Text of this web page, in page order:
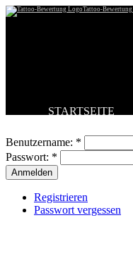
Tattoo-
STARTSEITE
BESTE
NEUESTE
KOMMENTARE
FORUM
Benutzername: *
Passwort: *
Registrieren
Passwort vergessen